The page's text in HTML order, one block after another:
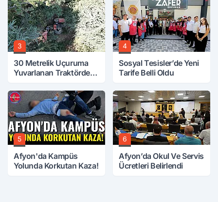
3
30 Metrelik Uçuruma
Yuvarlanan Traktörden
4
Sosyal Tesisler’de Yeni
Tarife Belli Oldu
5
Afyon'da Kampüs
Yolunda Korkutan Kaza!
6
Afyon’da Okul Ve Servis
Ücretleri Belirlendi